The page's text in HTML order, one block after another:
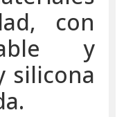
con
y
silicona